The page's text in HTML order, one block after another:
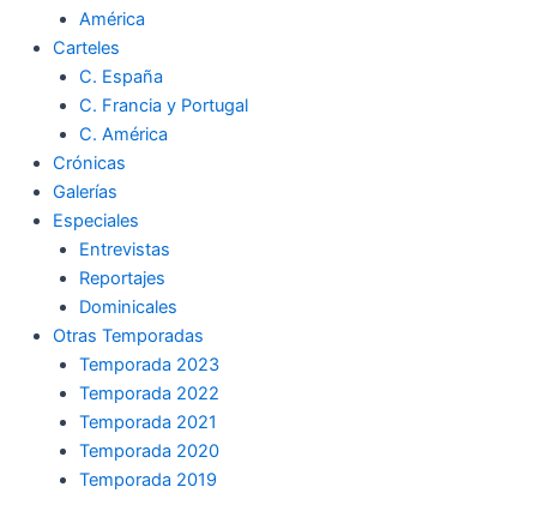
América
Carteles
C. España
C. Francia y Portugal
C. América
Crónicas
Galerías
Especiales
Entrevistas
Reportajes
Dominicales
Otras Temporadas
Temporada 2023
Temporada 2022
Temporada 2021
Temporada 2020
Temporada 2019